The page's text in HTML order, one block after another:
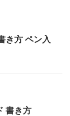
き方 ペン入
書き方